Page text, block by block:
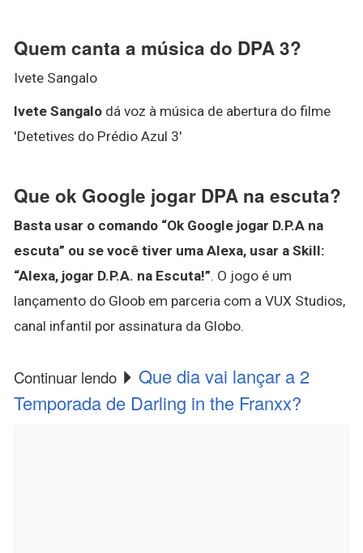
Quem canta a música do DPA 3?
Ivete Sangalo
Ivete Sangalo dá voz à música de abertura do filme
'Detetives do Prédio Azul 3'
Que ok Google jogar DPA na escuta?
Basta usar o comando “Ok Google jogar D.P.A na
escuta” ou se você tiver uma Alexa, usar a Skill:
“Alexa, jogar D.P.A. na Escuta!”. O jogo é um
lançamento do Gloob em parceria com a VUX Studios,
canal infantil por assinatura da Globo.
Continuar lendo
Que dia vai lançar a 2
Temporada de Darling in the Franxx?